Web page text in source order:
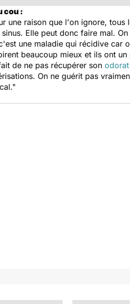
cou :
une raison que l'on ignore, tous
Elle peut donc faire mal.
une maladie qui récidive car
beaucoup mieux et ils ont
de ne pas récupérer son odorat
On ne guérit pas